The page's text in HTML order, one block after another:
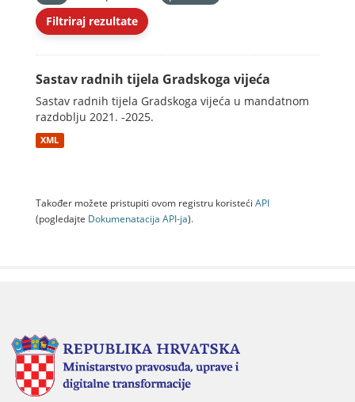
Filtriraj rezultate
Sastav radnih tijela Gradskoga vijeća
Sastav radnih tijela Gradskoga vijeća u mandatnom
razdoblju 2021. -2025.
XML
Također možete pristupiti ovom registru koristeći API
(pogledajte Dokumenаtаcijа API-jа).